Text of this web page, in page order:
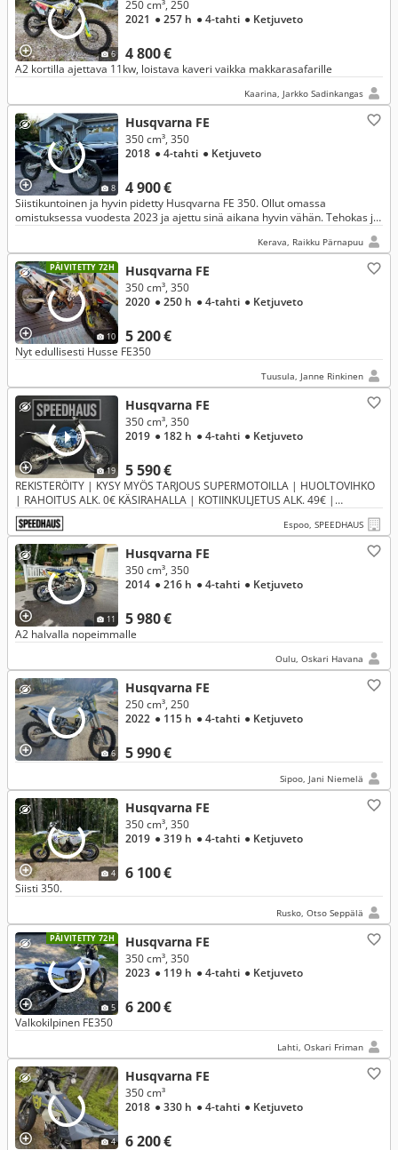
6 4 800 €
250 cm³, 250
2021 ● 257 h ● 4-tahti ● Ketjuveto
A2 kortilla ajettava 11kw, loistava kaveri vaikka makkarasafarille
Kaarina, Jarkko Sadinkangas
8
Husqvarna FE
4 900 €
350 cm³, 350
2018 ● 4-tahti ● Ketjuveto
Siistikuntoinen ja hyvin pidetty Husqvarna FE 350. Ollut omassa
omistuksessa vuodesta 2023 ja ajettu sinä aikana hyvin vähän. Tehokas ja
Kerava, Raikku Pärnapuu
PÄIVITETTY 72H
10
Husqvarna FE
5 200 €
350 cm³, 350
2020 ● 250 h ● 4-tahti ● Ketjuveto
Nyt edullisesti Husse FE350
Tuusula, Janne Rinkinen
19
Husqvarna FE
5 590 €
350 cm³, 350
2019 ● 182 h ● 4-tahti ● Ketjuveto
REKISTERÖITY | KYSY MYÖS TARJOUS SUPERMOTOILLA | HUOLTOVIHKO
| RAHOITUS ALK. 0€ KÄSIRAHALLA | KOTIINKULJETUS ALK. 49€ |
ESITTELYVIDEO
Espoo, SPEEDHAUS
11
Husqvarna FE
5 980 €
350 cm³, 350
2014 ● 216 h ● 4-tahti ● Ketjuveto
A2 halvalla nopeimmalle
Oulu, Oskari Havana
6
Husqvarna FE
5 990 €
250 cm³, 250
2022 ● 115 h ● 4-tahti ● Ketjuveto
Sipoo, Jani Niemelä
4
Husqvarna FE
6 100 €
350 cm³, 350
2019 ● 319 h ● 4-tahti ● Ketjuveto
Siisti 350.
Rusko, Otso Seppälä
PÄIVITETTY 72H
5
Husqvarna FE
6 200 €
350 cm³, 350
2023 ● 119 h ● 4-tahti ● Ketjuveto
Valkokilpinen FE350
Lahti, Oskari Friman
4
Husqvarna FE
6 200 €
350 cm³
2018 ● 330 h ● 4-tahti ● Ketjuveto